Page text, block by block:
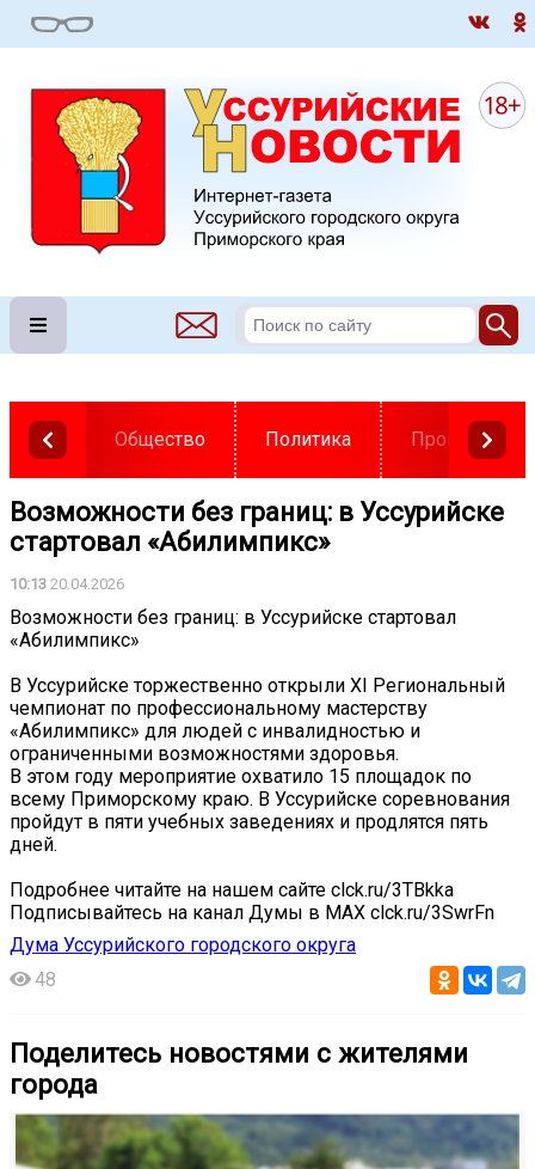
Общество Политика
Возможности без границ: в Уссурийске
стартовал «Абилимпикс»
10:13 20.04.2026
Возможности без границ: в Уссурийске стартовал
«Абилимпикс»
В Уссурийске торжественно открыли XI Региональный
чемпионат по профессиональному мастерству
«Абилимпикс» для людей с инвалидностью и
ограниченными возможностями здоровья.
В этом году мероприятие охватило 15 площадок по
всему Приморскому краю. В Уссурийске соревнования
пройдут в пяти учебных заведениях и продлятся пять
дней.
Подробнее читайте на нашем сайте clck.ru/3TBkka
Подписывайтесь на канал Думы в МАХ clck.ru/3SwrFn
Дума Уссурийского городского округа
48
Поделитесь новостями с жителями
города